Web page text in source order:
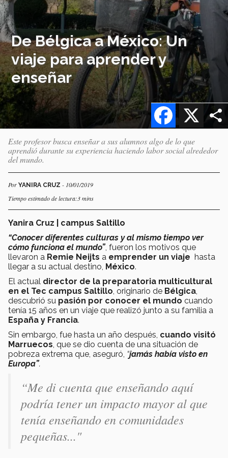
De Bélgica a México: Un
viaje para aprender y
enseñar
X
Facebook
Este profesor busca enseñar a sus alumnos algo de lo que
aprendió durante su experiencia haciendo labor social alrededor
del mundo.
Por YANIRA CRUZ - 10/01/2019
Tiempo estimado de lectura:3 mins
Yanira Cruz
| campus Saltillo
“Conocer diferentes culturas y al mismo tiempo ver
cómo funciona el mundo”, fueron los motivos que
llevaron a Remie Neijts a emprender un viaje hasta
llegar a su actual destino, México.
El actual director de la preparatoria multicultural
en el Tec campus Saltillo , originario de Bélgica
descubrió su pasión por conocer el mundo cuando
tenía 15 años en un viaje que realizó junto a su familia a
España y Francia.
Sin embargo, fue hasta un año después, cuando visitó
Marruecos , que se dio cuenta de una situación de
pobreza extrema que, aseguró, “jamás había visto en
Europa”.
“Me di cuenta que enseñando aquí
podría tener un impacto mayor al que
tenía enseñando en comunidades
pequeñas..."